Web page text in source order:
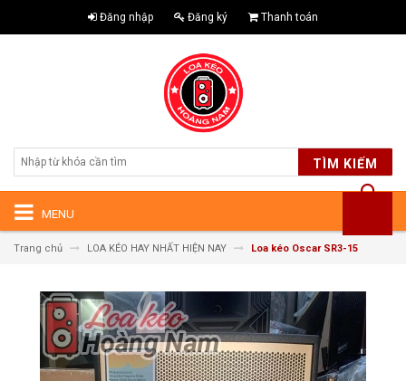
Đăng nhập Đăng ký Thanh toán
TÌM KIẾM
MENU
Trang chủ LOA KÉO HAY NHẤT HIỆN NAY Loa kéo Oscar SR3-15